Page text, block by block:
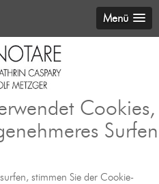
Menü
Cookies,
Surfen
stimmen Sie der Cookie-